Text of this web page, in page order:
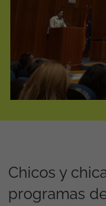
Chicos y
programas